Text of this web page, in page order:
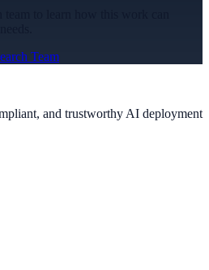
Team
and trustworthy AI deployment